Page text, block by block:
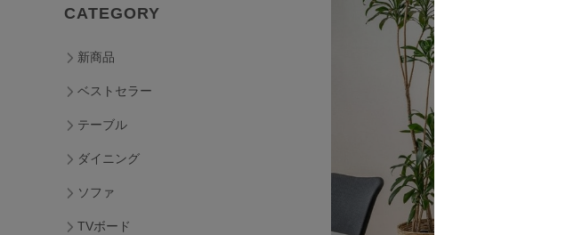
CATEGORY
新商品
ベストセラー
テーブル
ダイニング
ソファ
TVボード